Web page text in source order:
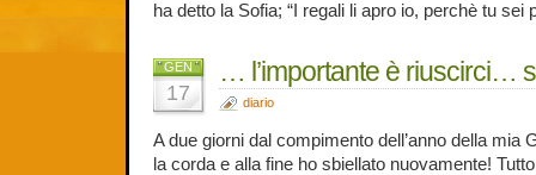
ha detto la Sofia; “I regali li apro io, perchè tu sei
GEN
17
… l’importante è
diario
A due giorni dal compimento dell’anno della mia
la corda e alla fine ho sbiellato nuovamente!